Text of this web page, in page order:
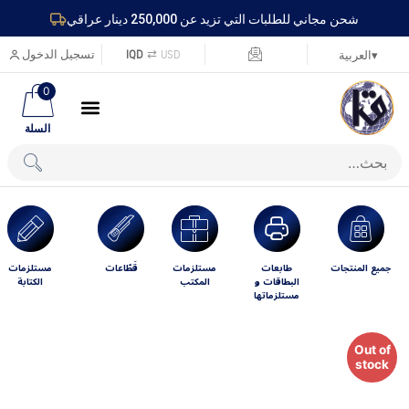
شحن مجاني للطلبات التي تزيد عن 250,000 دينار عراقي
تسجيل الدخول IQD ⇄ USD العربية▾
0
السلة
جميع المنتجات طابعات
البطاقات و
مستلزماتها
مستلزمات
المكتب
قَطّاعات مستلزمات
الكتابة
Out of
stock